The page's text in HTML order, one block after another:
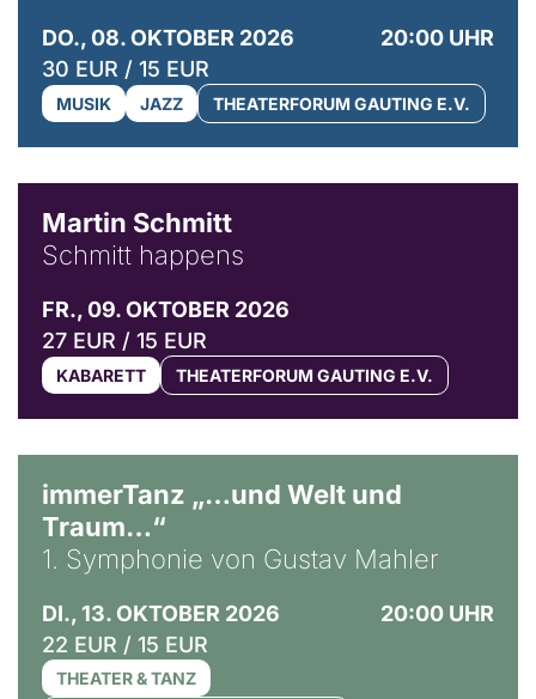
DO., 08. OKTOBER 2026
20:00 UHR
30 EUR / 15 EUR
MUSIK JAZZ THEATERFORUM GAUTING E.V.
Martin Schmitt
Schmitt happens
FR., 09. OKTOBER 2026
27 EUR / 15 EUR
KABARETT THEATERFORUM GAUTING E.V.
immerTanz „…und Welt und
Traum…“
1. Symphonie von Gustav Mahler
DI., 13. OKTOBER 2026
20:00 UHR
22 EUR / 15 EUR
THEATER & TANZ